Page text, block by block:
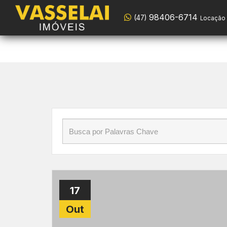
(47) 98406-6944
Início »Blog »Outras perguntas
17
Out